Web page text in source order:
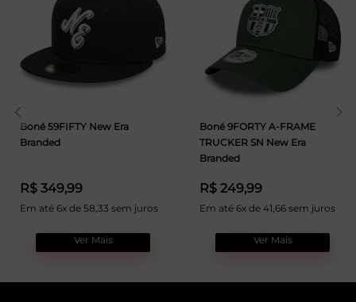
Boné 59FIFTY New Era
Branded
R$ 349,99
Em até 6x de 58,33 sem juros
Ver Mais
Boné 9FORTY A-FRAME
TRUCKER SN New Era
Branded
R$ 249,99
Em até 6x de 41,66 sem juros
Ver Mais